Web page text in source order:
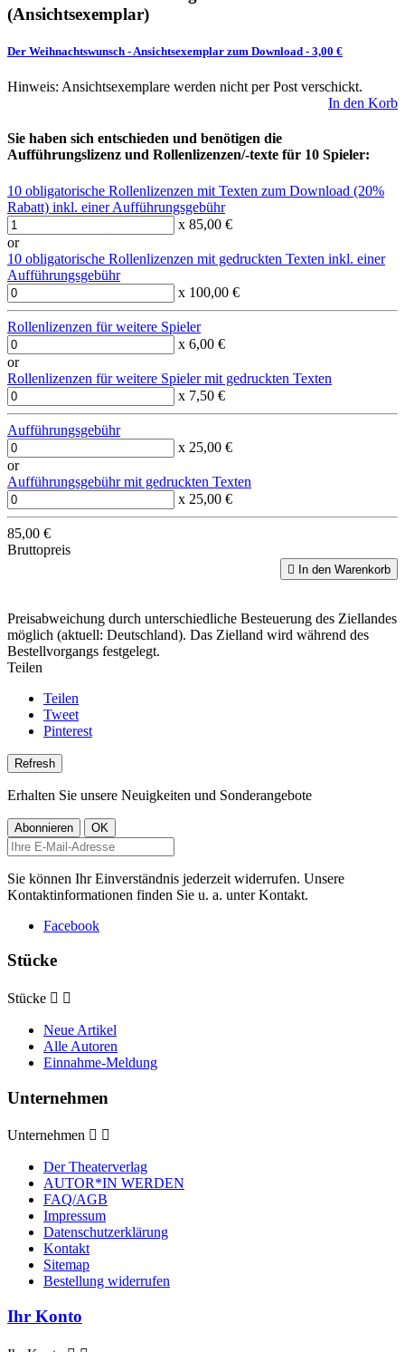
(Ansichtsexemplar)
Der Weihnachtswunsch - Ansichtsexemplar zum Download - 3,00 €
Hinweis: Ansichtsexemplare werden nicht per Post verschickt.
In den Korb
Sie haben sich entschieden und benötigen die
Aufführungslizenz und Rollenlizenzen/-texte für 10 Spieler:
10 obligatorische Rollenlizenzen mit Texten zum Download (20%
Rabatt) inkl. einer Aufführungsgebühr
x 85,00 €
or
10 obligatorische Rollenlizenzen mit gedruckten Texten inkl. einer
Aufführungsgebühr
x 100,00 €
Rollenlizenzen für weitere Spieler
x 6,00 €
or
Rollenlizenzen für weitere Spieler mit gedruckten Texten
x 7,50 €
Aufführungsgebühr
x 25,00 €
or
Aufführungsgebühr mit gedruckten Texten
x 25,00 €
85,00 €
Bruttopreis
 In den Warenkorb
Preisabweichung durch unterschiedliche Besteuerung des Ziellandes
möglich (aktuell: Deutschland). Das Zielland wird während des
Bestellvorgangs festgelegt.
Teilen
Teilen
Tweet
Pinterest
Erhalten Sie unsere Neuigkeiten und Sonderangebote
Sie können Ihr Einverständnis jederzeit widerrufen. Unsere
Kontaktinformationen finden Sie u. a. unter Kontakt.
Facebook
Stücke
Stücke  
Neue Artikel
Alle Autoren
Einnahme-Meldung
Unternehmen
Unternehmen  
Der Theaterverlag
AUTOR*IN WERDEN
FAQ/AGB
Impressum
Datenschutzerklärung
Kontakt
Sitemap
Bestellung widerrufen
Ihr Konto